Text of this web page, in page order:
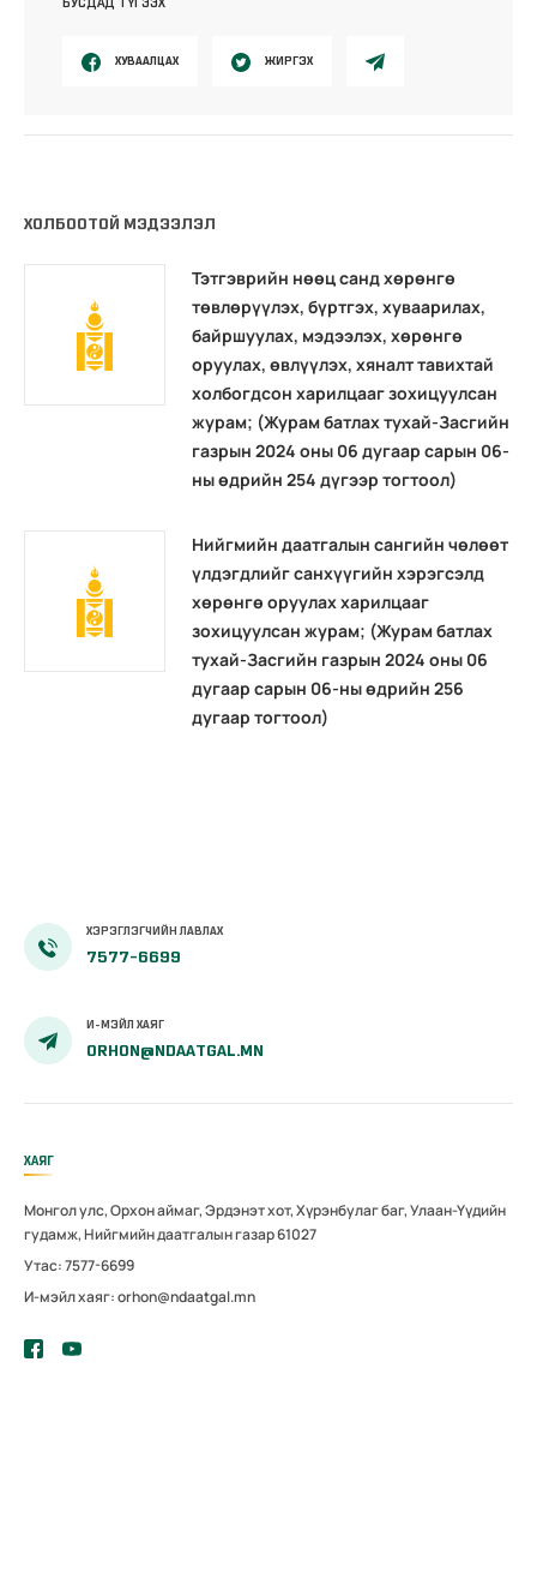
ХУВААЛЦАХ ЖИРГЭХ
ХОЛБООТОЙ МЭДЭЭЛЭЛ
Тэтгэврийн нөөц санд хөрөнгө
төвлөрүүлэх, бүртгэх, хуваарилах,
байршуулах, мэдээлэх, хөрөнгө
оруулах, өвлүүлэх, хяналт тавихтай
холбогдсон харилцааг зохицуулсан
журам; (Журам батлах тухай-Засгийн
газрын 2024 оны 06 дугаар сарын 06-
ны өдрийн 254 дүгээр тогтоол)
Нийгмийн даатгалын сангийн чөлөөт
үлдэгдлийг санхүүгийн хэрэгсэлд
хөрөнгө оруулах харилцааг
зохицуулсан журам; (Журам батлах
тухай-Засгийн газрын 2024 оны 06
дугаар сарын 06-ны өдрийн 256
дугаар тогтоол)
ХЭРЭГЛЭГЧИЙН ЛАВЛАХ
7577-6699
И-МЭЙЛ ХАЯГ
ORHON@NDAATGAL.MN
ХАЯГ
Монгол улс, Орхон аймаг, Эрдэнэт хот, Хүрэнбулаг баг, Улаан-Үүдийн
гудамж, Нийгмийн даатгалын газар 61027
Утас: 7577-6699
И-мэйл хаяг: orhon@ndaatgal.mn